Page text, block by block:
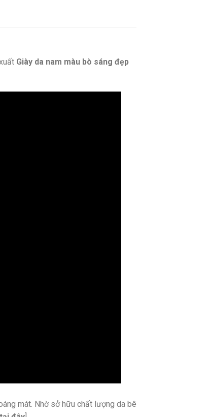
Giày da nam màu bò sáng đẹp
mát. Nhờ sở hữu chất lượng da bê